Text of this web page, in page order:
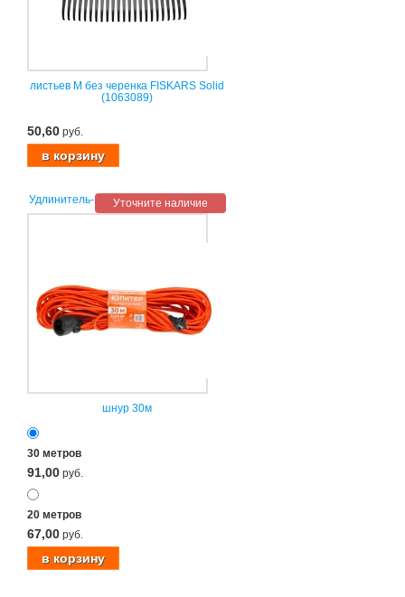
листьев M без черенка FISKARS Solid
(1063089)
50,60 руб.
Уточните наличие
Удлинитель-
шнур 30м
30 метров
91,00 руб.
20 метров
67,00 руб.